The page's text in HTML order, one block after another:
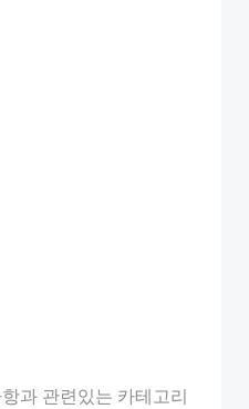
과 관련있는 카테고리